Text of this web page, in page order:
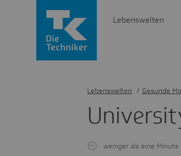
Lebenswelten
weniger als eine Minute
Lebenswelten / Gesunde